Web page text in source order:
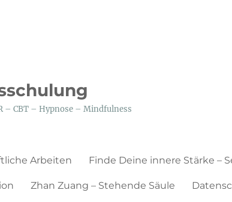
– CBT – Hypnose – Mindfulness
Arbeiten Finde Deine innere Stärke –
Zhan Zuang – Stehende Säule